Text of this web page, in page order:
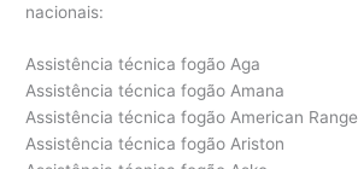
nacionais:
Assistência técnica fogão Aga
Assistência técnica fogão Amana
Assistência técnica fogão American Range
Assistência técnica fogão Ariston